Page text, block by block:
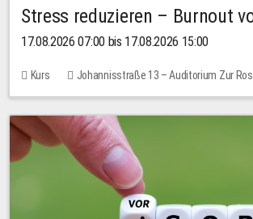
Stress reduzieren – Burnout
17.08.2026 07:00 bis 17.08.2026 15:00
Kurs Johannisstraße 13 – Auditorium Zur
10,00 EUR